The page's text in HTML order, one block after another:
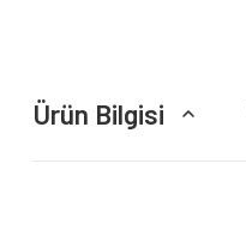
Ürün Bilgisi